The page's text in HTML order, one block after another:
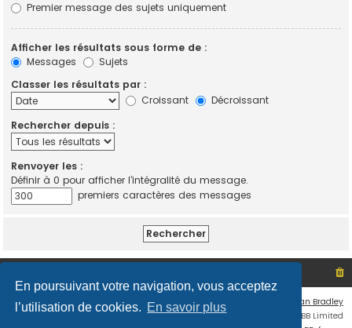
En poursuivant votre navigation, vous acceptez
l’utilisation de cookies. En savoir plus
Premier message des sujets uniquement
Afficher les résultats sous forme de :
Messages
Sujets
Classer les résultats par :
Croissant
Décroissant
Rechercher depuis :
Renvoyer les :
Définir à 0 pour afficher l’intégralité du message.
premiers caractères des messages
Ian Bradley
Développé parphpBB® Forum Software © phpBB Limited